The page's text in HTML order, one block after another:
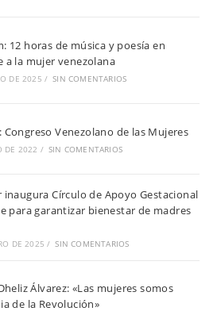
12 horas de música y poesía en
a la mujer venezolana
DE 2025 / SIN COMENTARIOS
Congreso Venezolano de las Mujeres
DE 2022 / SIN COMENTARIOS
Círculo de Apoyo Gestacional
para garantizar bienestar de madres
DE 2025 / SIN COMENTARIOS
Álvarez: «Las mujeres somos
de la Revolución»